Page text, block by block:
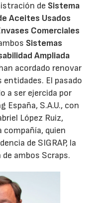
de Sistema
Aceites Usados
Comerciales
Sistemas
Ampliada
acordado renovar
entidades. El pasado
a ser ejercida por
España, S.A.U., con
López Ruiz,
compañía, quien
de SIGRAP, la
ambos Scraps.